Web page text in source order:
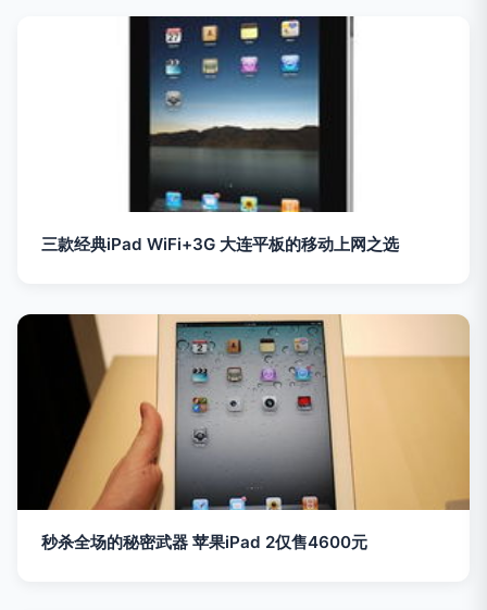
三款经典iPad WiFi+3G 大连平板的移动上网之选
秒杀全场的秘密武器 苹果iPad 2仅售4600元